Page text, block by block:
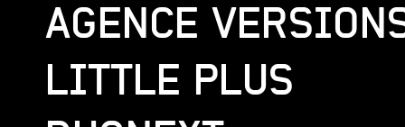
AGENCE
LITTLE PLUS